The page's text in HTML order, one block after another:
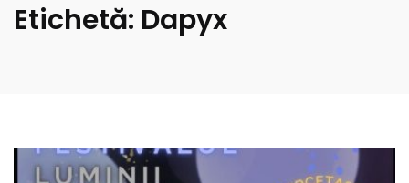
Etichetă: Dapyx